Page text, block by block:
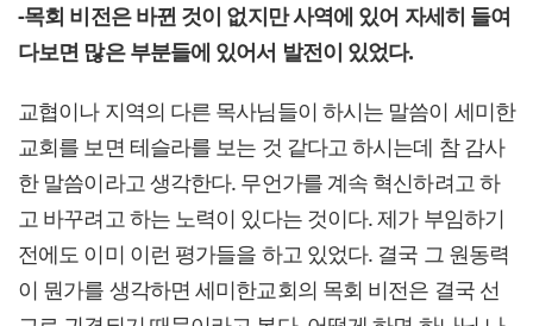
-목회 비전은 바뀐 것이 없지만 사역에 있어 자세히 들여
다보면 많은 부분들에 있어서 발전이 있었다.
교협이나 지역의 다른 목사님들이 하시는 말씀이 세미한
교회를 보면 테슬라를 보는 것 같다고 하시는데 참 감사
한 말씀이라고 생각한다. 무언가를 계속 혁신하려고 하
고 바꾸려고 하는 노력이 있다는 것이다. 제가 부임하기
전에도 이미 이런 평가들을 하고 있었다. 결국 그 원동력
이 뭔가를 생각하면 세미한교회의 목회 비전은 결국 선